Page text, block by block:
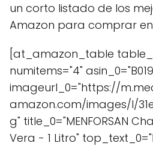
un corto listado de los
Amazon para comprar
[at_amazon_table
numitems="4"
imageurl_0="https://
amazon.com/images/I/
g" title_0="MENFORSAN
Vera - 1 Litro"